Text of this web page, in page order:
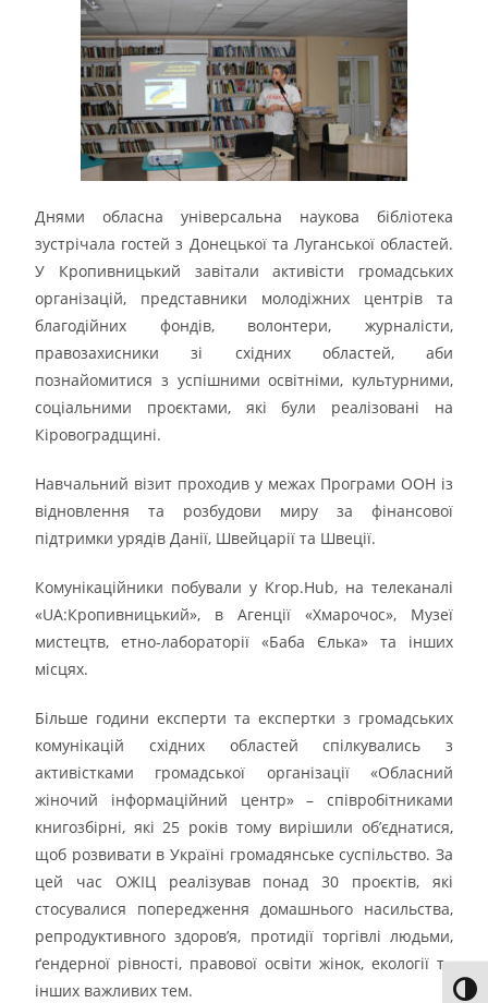
Днями обласна універсальна наукова бібліотека
зустрічала гостей з Донецької та Луганської областей.
У Кропивницький завітали активісти громадських
організацій, представники молодіжних центрів та
благодійних фондів, волонтери, журналісти,
правозахисники зі східних областей, аби
познайомитися з успішними освітніми, культурними,
соціальними проєктами, які були реалізовані на
Кіровоградщині.
Навчальний візит проходив у межах Програми ООН із
відновлення та розбудови миру за фінансової
підтримки урядів Данії, Швейцарії та Швеції.
Комунікаційники побували у Krop.Hub, на телеканалі
«UA:Кропивницький», в Агенції «Хмарочос», Музеї
мистецтв, етно-лабораторії «Баба Єлька» та інших
місцях.
Більше години експерти та експертки з громадських
комунікацій східних областей спілкувались з
активістками громадської організації «Обласний
жіночий інформаційний центр» – співробітниками
книгозбірні, які 25 років тому вирішили об’єднатися,
щоб розвивати в Україні громадянське суспільство. За
цей час ОЖІЦ реалізував понад 30 проєктів, які
стосувалися попередження домашнього насильства,
репродуктивного здоров’я, протидії торгівлі людьми,
ґендерної рівності, правової освіти жінок, екології та
інших важливих тем.